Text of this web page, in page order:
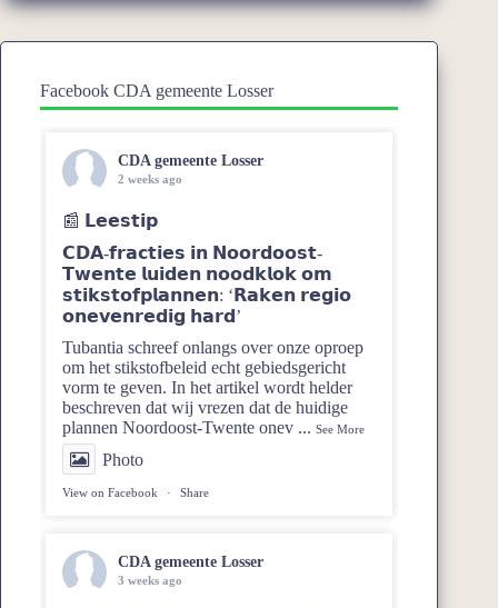
Facebook CDA gemeente Losser
CDA gemeente Losser
2 weeks ago
📰 𝗟𝗲𝗲𝘀𝘁𝗶𝗽
𝗖𝗗𝗔-𝗳𝗿𝗮𝗰𝘁𝗶𝗲𝘀 𝗶𝗻 𝗡𝗼𝗼𝗿𝗱𝗼𝗼𝘀𝘁-
𝗧𝘄𝗲𝗻𝘁𝗲 𝗹𝘂𝗶𝗱𝗲𝗻 𝗻𝗼𝗼𝗱𝗸𝗹𝗼𝗸 𝗼𝗺
𝘀𝘁𝗶𝗸𝘀𝘁𝗼𝗳𝗽𝗹𝗮𝗻𝗻𝗲𝗻: ‘𝗥𝗮𝗸𝗲𝗻 𝗿𝗲𝗴𝗶𝗼
𝗼𝗻𝗲𝘃𝗲𝗻𝗿𝗲𝗱𝗶𝗴 𝗵𝗮𝗿𝗱’
Tubantia schreef onlangs over onze oproep
om het stikstofbeleid echt gebiedsgericht
vorm te geven. In het artikel wordt helder
beschreven dat wij vrezen dat de huidige
plannen Noordoost‑Twente onev ... See More
Photo
View on Facebook · Share
CDA gemeente Losser
3 weeks ago